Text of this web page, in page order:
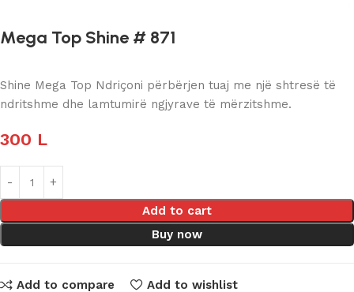
Mega Top Shine # 871
Shine Mega Top Ndriçoni përbërjen tuaj me një shtresë të
ndritshme dhe lamtumirë ngjyrave të mërzitshme.
300 L
Add to cart
Buy now
Add to compare Add to wishlist